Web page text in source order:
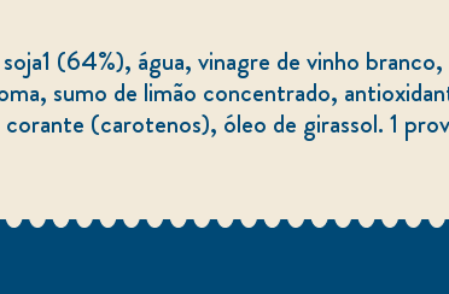
sumo de limão concentrado,
(carotenos), óleo de girassol. 1